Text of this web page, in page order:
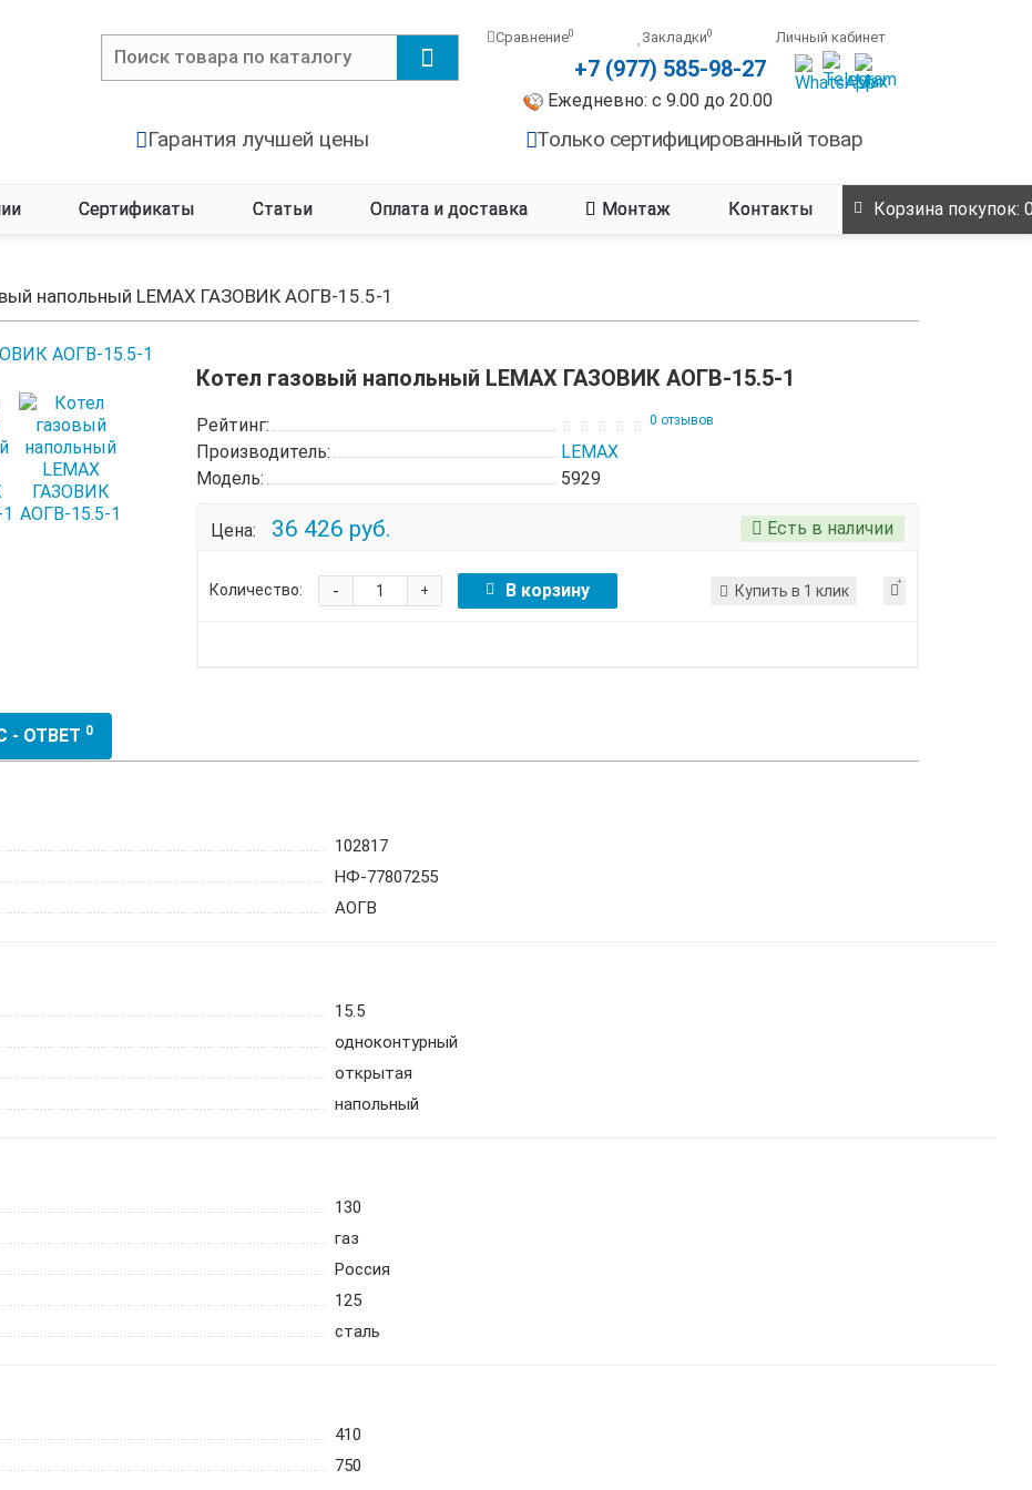
Сравнение0 Закладки0 Личный кабинет
+7 (977) 585-98-27
Ежедневно: с 9.00 до 20.00
Гарантия лучшей цены Только сертифицированный товар
Сертификаты Статьи Оплата и доставка Монтаж Контакты Корзина покупок:
напольный LEMAX ГАЗОВИК АОГВ-15.5-1
Котел газовый напольный LEMAX ГАЗОВИК АОГВ-15.5-1
Рейтинг: 0 отзывов
Производитель:
LEMAX
Модель:
5929
Цена: 36 426 руб. Есть в наличии
Количество: +
- В корзину Купить в 1 клик
- ОТВЕТ 0
102817
НФ-77807255
АОГВ
15.5
одноконтурный
открытая
напольный
130
газ
Россия
125
сталь
410
750